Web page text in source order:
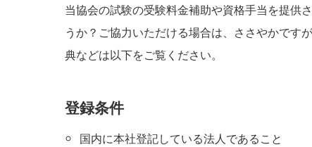
当協会の試験の受験料金補助や資格手当を提供
うか？ご協力いただける場合は、ささやかです
典などは以下をご覧ください。
登録条件
国内に本社登記している法人であること